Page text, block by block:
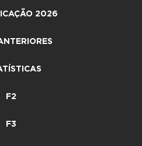
2026
F2
F3